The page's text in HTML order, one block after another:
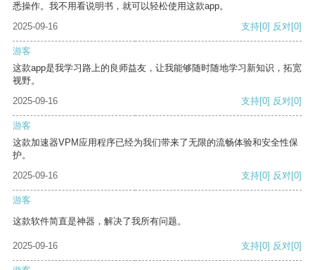
悉操作。我不用看说明书，就可以轻松使用这款app。
2025-09-16
支持[0] 反对[0]
游客
这款app是我学习路上的良师益友，让我能够随时随地学习新知识，拓宽
视野。
2025-09-16
支持[0] 反对[0]
游客
这款加速器VPM应用程序已经为我们带来了无限的流畅体验和安全性保
护。
2025-09-16
支持[0] 反对[0]
游客
这款软件简直是神器，解决了我所有问题。
2025-09-16 支持[0] 反对[0]